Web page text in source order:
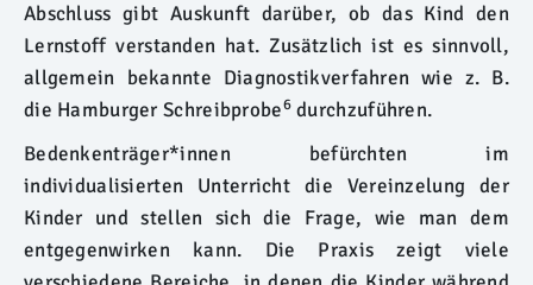
Abschluss gibt Auskunft darüber, ob das Kind den
Lernstoff verstanden hat. Zusätzlich ist es sinnvoll,
allgemein bekannte Diagnostikverfahren wie z. B.
die Hamburger Schreibprobe6durchzuführen.
Bedenkenträger*innen befürchten im
individualisierten Unterricht die Vereinzelung der
Kinder und stellen sich die Frage, wie man dem
entgegenwirken kann. Die Praxis zeigt viele